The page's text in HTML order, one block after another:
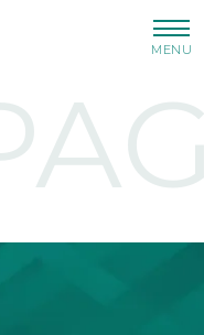
MENU